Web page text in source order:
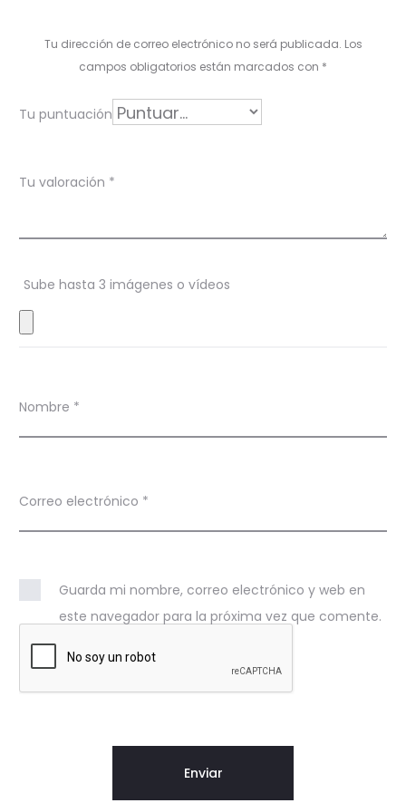
r
i
o
e
s
Tu dirección de correo electrónico no será publicada. Los
campos obligatorios están marcados con *
Tu puntuación
Tu valoración *
Sube hasta 3 imágenes o vídeos
Nombre *
Correo electrónico *
Guarda mi nombre, correo electrónico y web en
este navegador para la próxima vez que comente.